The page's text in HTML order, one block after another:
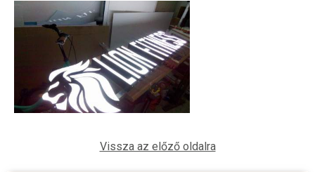
Vissza az előző oldalra